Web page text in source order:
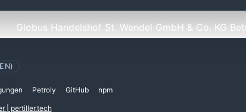
Globus Handelshof St. Wendel GmbH & Co. KG
Petroly GitHub npm
| pertiller.tech